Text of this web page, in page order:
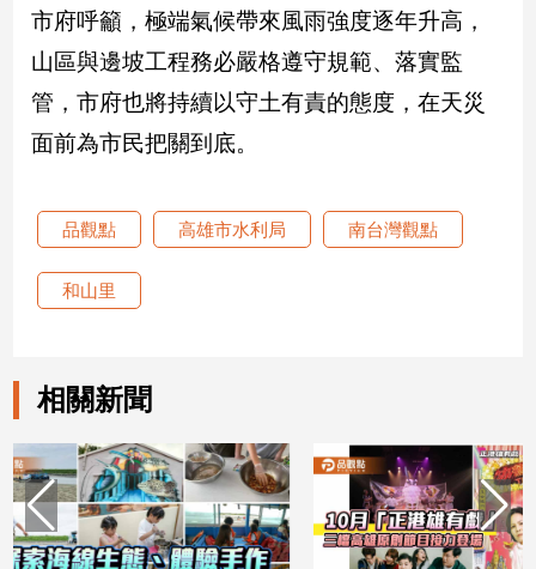
建
築/
室
設
計
美
食
星
座/
消
費
健
康/
親
子/
感
市府呼籲，極端氣候帶來風雨強度逐年升高，
山區與邊坡工程務必嚴格遵守規範、落實監
管，市府也將持續以守土有責的態度，在天災
面前為市民把關到底。
品觀點 高雄市水利局 南台灣觀點
和山里
相關新聞